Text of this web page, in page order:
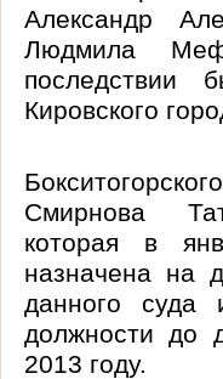
Александр
Людмила
последствии
Кировского
В 1984
Смирнова
которая в
назначена на
данного суда
должности до
2013 году.